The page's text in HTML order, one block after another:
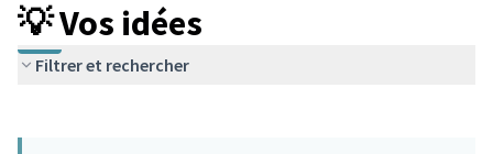
💡 Vos idées
Filtrer et rechercher